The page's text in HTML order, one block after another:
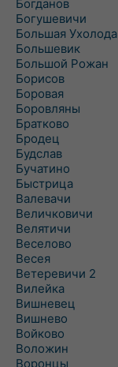
Богданов
Богушевичи
Большая Ухолода
Большевик
Большой Рожан
Борисов
Боровая
Боровляны
Братково
Бродец
Будслав
Бучатино
Быстрица
Валевачи
Величковичи
Велятичи
Веселово
Весея
Ветеревичи 2
Вилейка
Вишневец
Вишнево
Войково
Воложин
Воронцы